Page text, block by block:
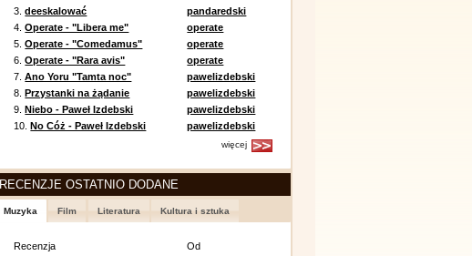
3.deeskalować
pandaredski
4.Operate - "Libera me"
operate
5.Operate - "Comedamus"
operate
6.Operate - "Rara avis"
operate
7.Ano Yoru "Tamta noc"
pawelizdebski
8.Przystanki na żądanie
pawelizdebski
9.Niebo - Paweł Izdebski
pawelizdebski
10.No Cóż - Paweł Izdebski pawelizdebski
więcej
RECENZJE OSTATNIO DODANE
Muzyka Film Literatura Kultura i sztuka
Recenzja
Od